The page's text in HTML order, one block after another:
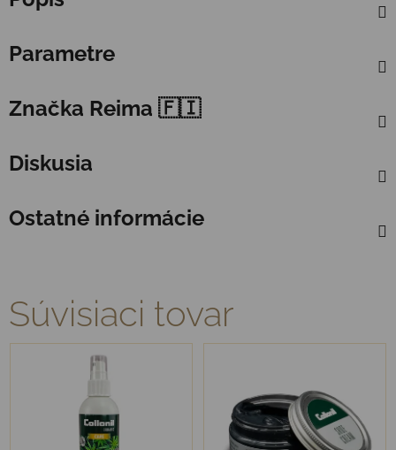
Parametre
Značka Reima 🇫🇮
Diskusia
Ostatné informácie
Súvisiaci tovar